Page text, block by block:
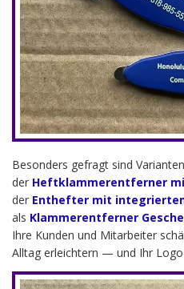
Besonders gefragt sind
der Heftklammerentferner
der Enthefter mit
als Klammerentferner
Ihre Kunden und Mitarbeiter
Alltag erleichtern — und Ihr